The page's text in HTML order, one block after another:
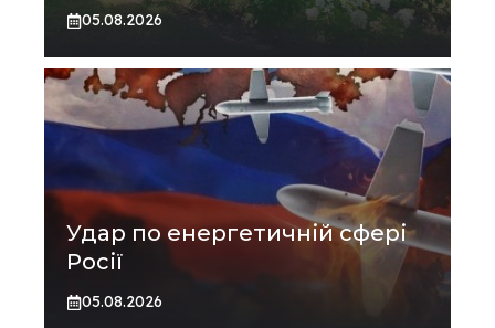
05.08.2026
Удар по енергетичній сфері
Росії
05.08.2026